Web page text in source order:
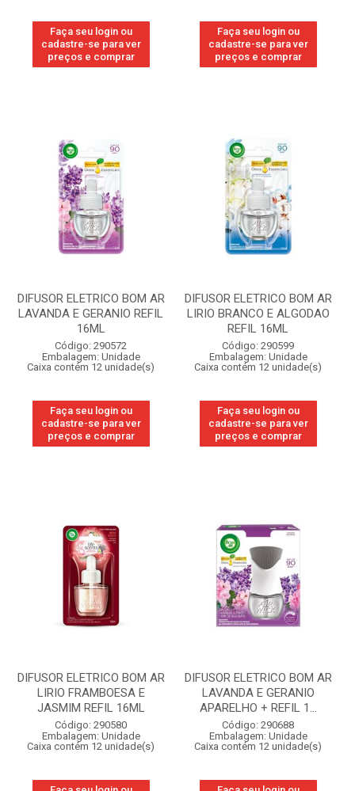
Faça seu login ou
cadastre-se para ver
preços e comprar
Faça seu login ou
cadastre-se para ver
preços e comprar
DIFUSOR ELETRICO BOM AR
LAVANDA E GERANIO REFIL
16ML
Código: 290572
Embalagem: Unidade
Caixa contém 12 unidade(s)
Faça seu login ou
cadastre-se para ver
preços e comprar
DIFUSOR ELETRICO BOM AR
LIRIO BRANCO E ALGODAO
REFIL 16ML
Código: 290599
Embalagem: Unidade
Caixa contém 12 unidade(s)
Faça seu login ou
cadastre-se para ver
preços e comprar
DIFUSOR ELETRICO BOM AR
LIRIO FRAMBOESA E
JASMIM REFIL 16ML
Código: 290580
Embalagem: Unidade
Caixa contém 12 unidade(s)
DIFUSOR ELETRICO BOM AR
LAVANDA E GERANIO
APARELHO + REFIL 1...
Código: 290688
Embalagem: Unidade
Caixa contém 12 unidade(s)